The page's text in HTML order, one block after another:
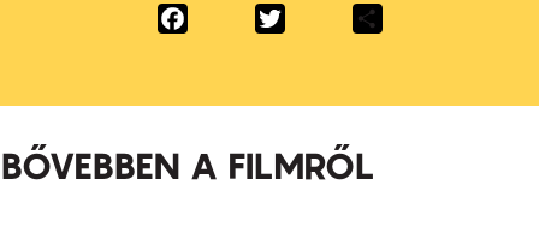
Facebook
BŐVEBBEN A FILMRŐL